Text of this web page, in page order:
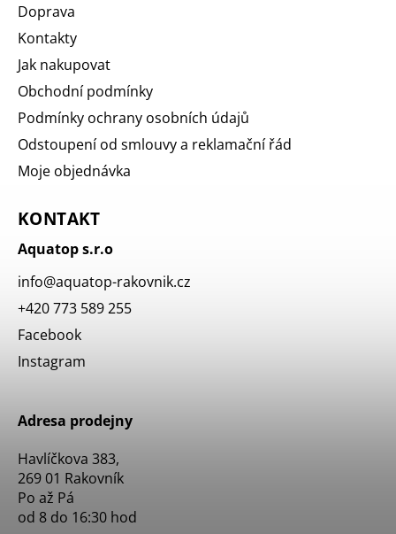
Doprava
Kontakty
Jak nakupovat
Obchodní podmínky
Podmínky ochrany osobních údajů
Odstoupení od smlouvy a reklamační řád
Moje objednávka
KONTAKT
Aquatop s.r.o
info@aquatop-rakovnik.cz
+420 773 589 255
Facebook
Instagram
Adresa prodejny
Havlíčkova 383,
269 01 Rakovník
Po až Pá
od 8 do 16:30 hod